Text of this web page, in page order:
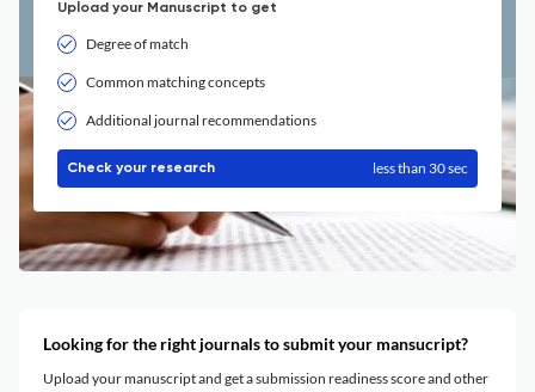
Upload your Manuscript to get
Degree of match
Common matching concepts
Additional journal recommendations
Check your research less than 30 sec
Looking for the right journals to submit your mansucript?
Upload your manuscript and get a submission readiness score and other